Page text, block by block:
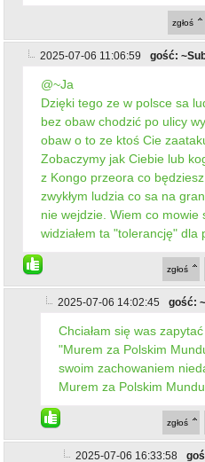
zgłoś
2025-07-06 11:06:59 gość:
@~Ja
Dzięki tego ze w polsce sa
bez obaw chodzić po ulicy
obaw o to ze ktoś Cie
Zobaczymy jak Ciebie lub
z Kongo przeora co
zwykłym ludzia co sa na
nie wejdzie. Wiem co mowie
widziałem ta "tolerancję" dla
zgłoś
2025-07-06 14:02:45 gość:
Chciałam się was
"Murem za Polskim
swoim zachowaniem
Murem za Polskim
zgłoś
2025-07-06 16:33:58